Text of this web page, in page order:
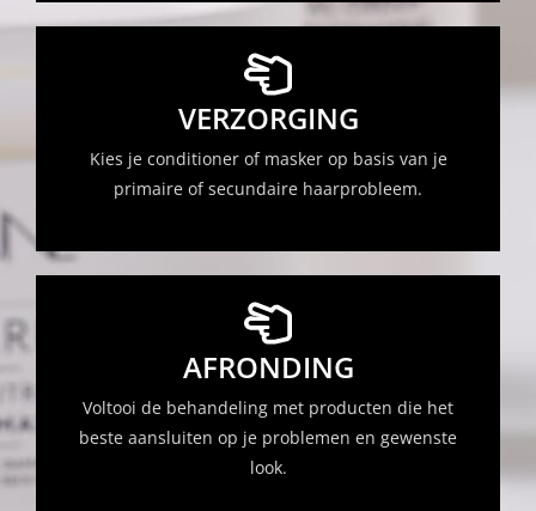
VERZORGING
Kies je conditioner of masker op basis van je
primaire of secundaire haarprobleem.
AFRONDING
Voltooi de behandeling met producten die het
beste aansluiten op je problemen en gewenste
look.